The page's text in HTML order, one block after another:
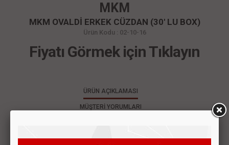
MKM
MKM OVALDİ ERKEK CÜZDAN (30' LU BOX)
Ürün Kodu : 02-10-16
Fiyatı Görmek için Tıklayın
ÜRÜN AÇIKLAMASI
MÜŞTERİ YORUMLARI
ÜRÜNLER BOX İÇERSİNDE KARIŞIK MODEL VE KARIŞIK RENK